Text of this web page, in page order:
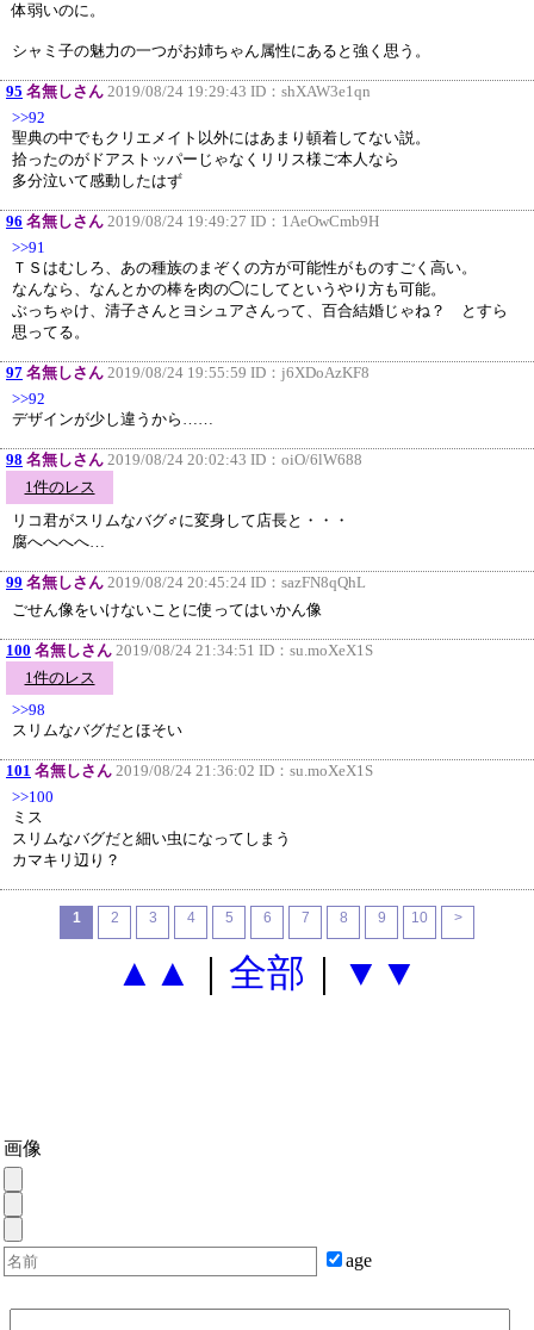
体弱いのに。
シャミ子の魅力の一つがお姉ちゃん属性にあると強く思う。
95 名無しさん 2019/08/24 19:29:43 ID： shXAW3e1qn
>>92
聖典の中でもクリエメイト以外にはあまり頓着してない説。
拾ったのがドアストッパーじゃなくリリス様ご本人なら
多分泣いて感動したはず
96 名無しさん 2019/08/24 19:49:27 ID： 1AeOwCmb9H
>>91
ＴＳはむしろ、あの種族のまぞくの方が可能性がものすごく高い。
なんなら、なんとかの棒を肉の◯にしてというやり方も可能。
ぶっちゃけ、清子さんとヨシュアさんって、百合結婚じゃね？ とすら
思ってる。
97 名無しさん 2019/08/24 19:55:59 ID： j6XDoAzKF8
>>92
デザインが少し違うから……
98 名無しさん 2019/08/24 20:02:43 ID： oiO/6lW688
1件のレス
リコ君がスリムなバグ♂に変身して店長と・・・
腐へへへへ…
99 名無しさん 2019/08/24 20:45:24 ID： sazFN8qQhL
ごせん像をいけないことに使ってはいかん像
100 名無しさん 2019/08/24 21:34:51 ID： su.moXeX1S
1件のレス
>>98
スリムなバグだとほそい
101 名無しさん 2019/08/24 21:36:02 ID： su.moXeX1S
>>100
ミス
スリムなバグだと細い虫になってしまう
カマキリ辺り？
1 2 3 4 5 6 7 8 9 10 >
▲▲ 全部 ▼▼
画像
age